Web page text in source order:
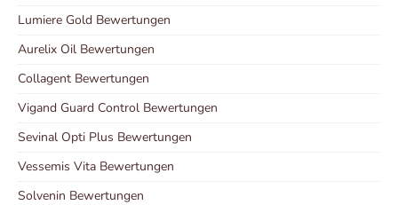
Lumiere Gold Bewertungen
Aurelix Oil Bewertungen
Collagent Bewertungen
Vigand Guard Control Bewertungen
Sevinal Opti Plus Bewertungen
Vessemis Vita Bewertungen
Solvenin Bewertungen